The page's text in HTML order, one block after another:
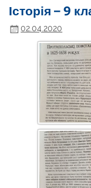
Історія – 9
02.04.2020